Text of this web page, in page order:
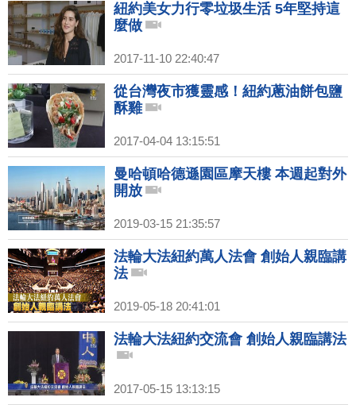
紐約美女力行零垃圾生活 5年堅持這
麼做
2017-11-10 22:40:47
從台灣夜市獲靈感！紐約蔥油餅包鹽
酥雞
2017-04-04 13:15:51
曼哈頓哈德遜園區摩天樓 本週起對外
開放
2019-03-15 21:35:57
法輪大法紐約萬人法會 創始人親臨講
法
2019-05-18 20:41:01
法輪大法紐約交流會 創始人親臨講法
2017-05-15 13:13:15